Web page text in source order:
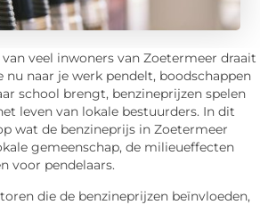
veel inwoners van Zoetermeer draait
naar je werk pendelt, boodschappen
school brengt, benzineprijzen spelen
leven van lokale bestuurders. In dit
wat de benzineprijs in Zoetermeer
gemeenschap, de milieueffecten
voor pendelaars.
die de benzineprijzen beïnvloeden,